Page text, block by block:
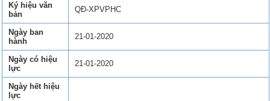
Ký hiệu văn
bản
QĐ-XPVPHC
Ngày ban
hành
21-01-2020
Ngày có hiệu
lực
21-01-2020
Ngày hết hiệu
lực